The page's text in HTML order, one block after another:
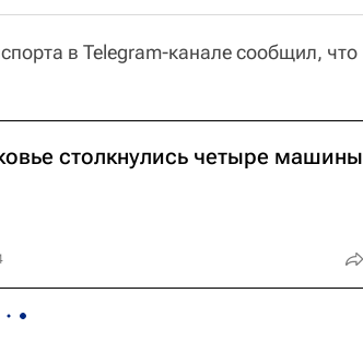
в Telegram-канале сообщил, что
столкнулись четыре машины